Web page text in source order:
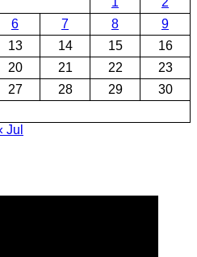
6 7 8
9
13 14 15
16
20 21 22
23
27 28 29
30
Jul